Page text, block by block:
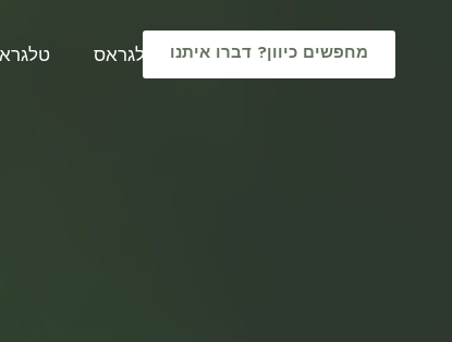
טלגראס מחפשים כיוון? דברו איתנו